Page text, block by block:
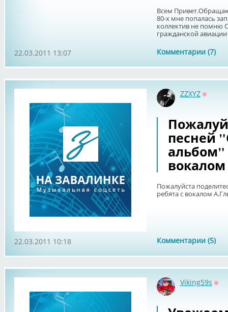
Всем
80-х мне попалась
коллектив не помню
гражданской
Комментарии (7)
22.03.2011 13:07
ZZXYZ
песней
альбом"
Пожалуйста
ребята с вокалом
Комментарии (5)
22.03.2011 10:18
Viking59s